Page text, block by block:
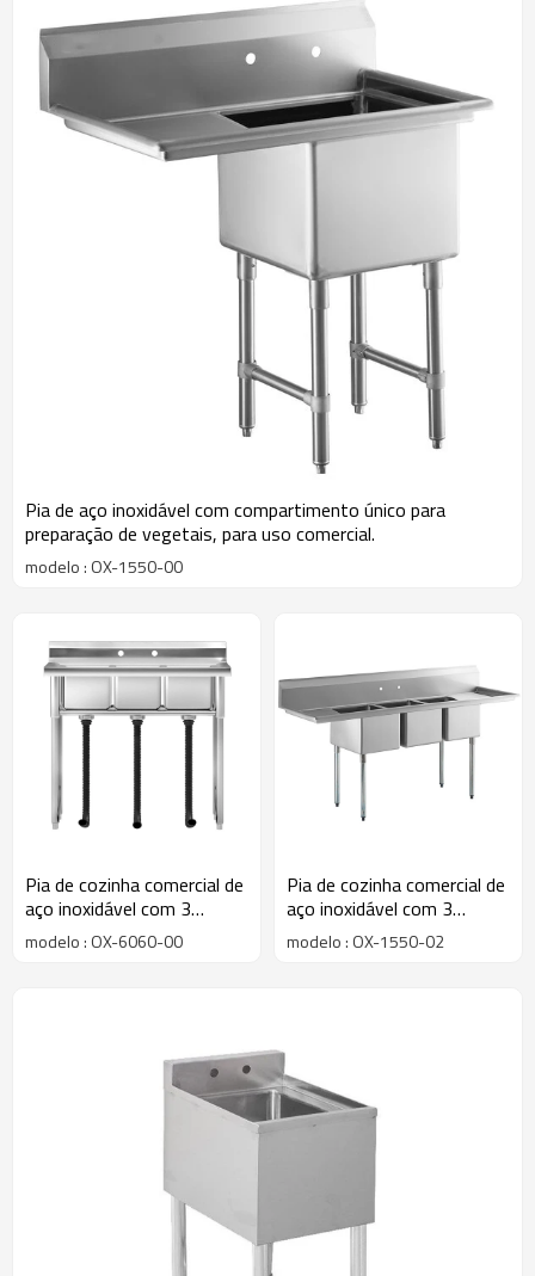
supermercados de materiais de construção e plataformas de
comércio eletrônico. Por meio de colaboração e comunicação
contínuas, muitos de nossos clientes estabeleceram parcerias
conosco que duram mais de 20 anos, tornando-se parceiros
valiosos e parte de nossa família ampliada. Certificações
Internacionais de Qualidade A qualidade dos produtos da Samsink
é reconhecida internacionalmente por meio de certificações como
cUPC e NSF nos EUA, e a certificação ISO 9001 de Sistema de
nossos produtos e refletem nosso compromisso inabalável com
nossos clientes. Sustentabilidade e Responsabilidade Na Samsink,
não estamos apenas comprometidos com a fabricação de pias de
aço inoxidável de alta qualidade, mas também assumimos
ativamente a responsabilidade pelo meio ambiente, pelos nossos
colaboradores e pela sociedade. Como líderes do setor, temos
plena consciência do impacto das nossas operações comerciais no
meio ambiente e na sociedade, e adotamos uma série de medidas
para garantir que o nosso negócio seja sustentável e responsável.
Pia de aço inoxidável com compartimento único para
preparação de vegetais, para uso comercial.
modelo : OX-1550-00
Pia de cozinha comercial de
aço inoxidável com 3
compartimentos, de
instalação independente.
modelo : OX-6060-00
Pia de cozinha comercial de
aço inoxidável com 3
compartimentos e
escorredor duplo.
modelo : OX-1550-02